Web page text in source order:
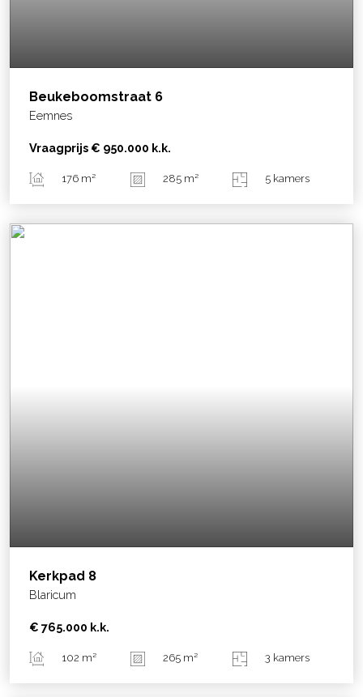
Beukeboomstraat 6
Eemnes
Vraagprijs € 950.000 k.k.
176 m² 285 m² 5 kamers
Kerkpad 8
Blaricum
€ 765.000 k.k.
102 m² 265 m² 3 kamers